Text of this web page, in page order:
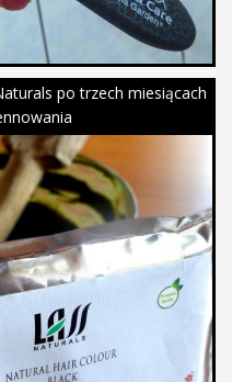
po trzech miesiącach